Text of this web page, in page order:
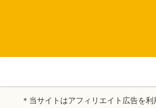
＊当サイトはアフィリエイト広告を利